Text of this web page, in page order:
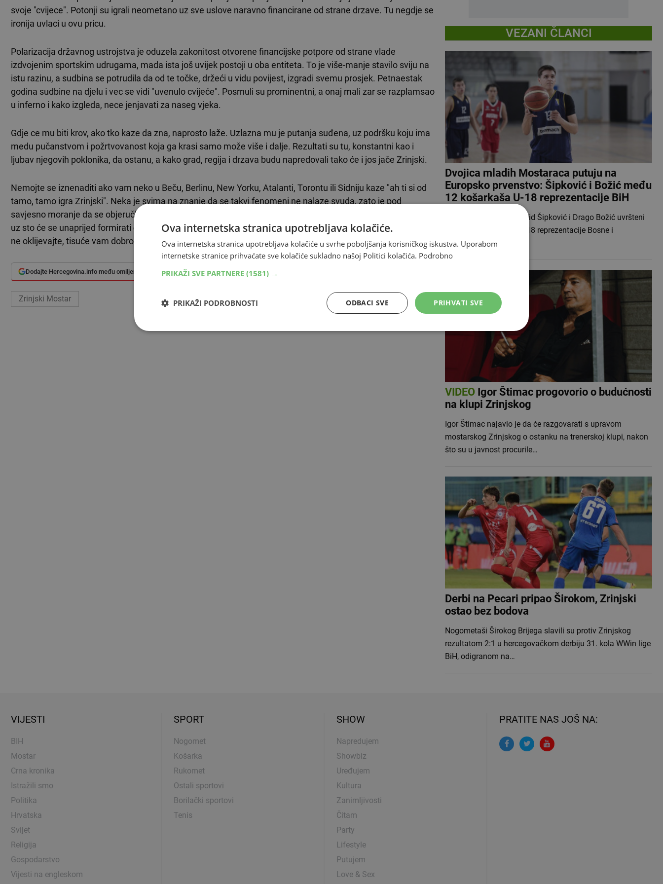
svoje "cvijece". Potonji su igrali neometano uz sve uslove naravno financirane od strane drzave. Tu negdje se
ironija uvlaci u ovu pricu.
Polarizacija državnog ustrojstva je oduzela zakonitost otvorene financijske potpore od strane vlade
izdvojenim sportskim udrugama, mada ista još uvijek postoji u oba entiteta. To je više-manje stavilo sviju na
istu razinu, a sudbina se potrudila da od te točke, držeći u vidu povijest, izgradi svemu prosjek. Petnaestak
godina sudbine na djelu i vec se vidi "uvenulo cvijeće". Posrnuli su prominentni, a onaj mali zar se razplamsao
u inferno i kako izgleda, nece jenjavati za naseg vjeka.
Gdje ce mu biti krov, ako tko kaze da zna, naprosto laže. Uzlazna mu je putanja suđena, uz podršku koju ima
medu pučanstvom i požrtvovanost koja ga krasi samo može više i dalje. Rezultati su tu, konstantni kao i
ljubav njegovih poklonika, da ostanu, a kako grad, regija i drzava budu napredovali tako će i jos jače Zrinjski.
Nemojte se iznenaditi ako vam neko u Beču, Berlinu, New Yorku, Atalanti, Torontu ili Sidniju kaze "ah ti si od
tamo, tamo igra Zrinjski". Neka je svima na znanje da se takvi fenomeni ne nalaze svuda, zato je pod
savjesno moranje da se objeručke prihvati djevičanstvo njegova djela i pomogne u sprovođenju na viši nivo,
uz sto će se unaprijed formirati obrana od većini klubova neminovnog financijskog ropstva. Idite na utakmice,
ne oklijevajte, tisuće vam dobronamjerno zavide - garantirano.
Dodajte Hercegovina.info među omiljene izvore
Zrinjski Mostar
VEZANI ČLANCI
Dvojica mladih Mostaraca putuju na
Europsko prvenstvo: Šipković i Božić među
12 košarkaša U-18 reprezentacije BiH
Mostarski košarkaši Halid Šipković i Drago Božić uvršteni
su na konačan popis U-18 reprezentacije Bosne i
Hercegovine za…
VIDEOIgor Štimac progovorio o budućnosti
na klupi Zrinjskog
Igor Štimac najavio je da će razgovarati s upravom
mostarskog Zrinjskog o ostanku na trenerskoj klupi, nakon
što su u javnost procurile…
Derbi na Pecari pripao Širokom, Zrinjski
ostao bez bodova
Nogometaši Širokog Brijega slavili su protiv Zrinjskog
rezultatom 2:1 u hercegovačkom derbiju 31. kola WWin lige
BiH, odigranom na…
VIJESTI
BIH
Mostar
Crna kronika
Istražili smo
Politika
Hrvatska
Svijet
Religija
Gospodarstvo
Vijesti na engleskom
SPORT
Nogomet
Košarka
Rukomet
Ostali sportovi
Borilački sportovi
Tenis
SHOW
Napredujem
Showbiz
Uređujem
Kultura
Zanimljivosti
Čitam
Party
Lifestyle
Putujem
Love & Sex
PRATITE NAS JOŠ NA:
Ova internetska stranica upotrebljava kolačiće.
Ova internetska stranica upotrebljava kolačiće u svrhe poboljšanja korisničkog iskustva. Uporabom
internetske stranice prihvaćate sve kolačiće sukladno našoj Politici kolačića. Podrobno
PRIKAŽI SVE PARTNERE (1581) →
PRIHVATI SVE
ODBACI SVE
PRIKAŽI PODROBNOSTI